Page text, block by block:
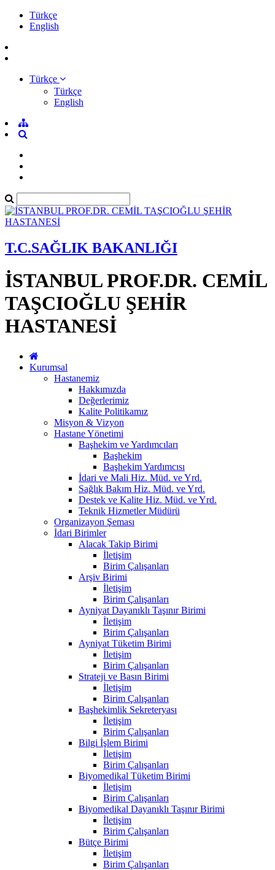
Türkçe
English
Türkçe
Türkçe
English
T.C.SAĞLIK BAKANLIĞI
İSTANBUL PROF.DR. CEMİL
TAŞCIOĞLU ŞEHİR
HASTANESİ
Kurumsal
Hastanemiz
Hakkımızda
Değerlerimiz
Kalite Politikamız
Misyon & Vizyon
Hastane Yönetimi
Başhekim ve Yardımcıları
Başhekim
Başhekim Yardımcısı
İdari ve Mali Hiz. Müd. ve Yrd.
Sağlık Bakım Hiz. Müd. ve Yrd.
Destek ve Kalite Hiz. Müd. ve Yrd.
Teknik Hizmetler Müdürü
Organizayon Şeması
İdari Birimler
Alacak Takip Birimi
İletişim
Birim Çalışanları
Arşiv Birimi
İletişim
Birim Çalışanları
Ayniyat Dayanıklı Taşınır Birimi
İletişim
Birim Çalışanları
Ayniyat Tüketim Birimi
İletişim
Birim Çalışanları
Strateji ve Basın Birimi
İletişim
Birim Çalışanları
Başhekimlik Sekreteryası
İletişim
Birim Çalışanları
Bilgi İşlem Birimi
İletişim
Birim Çalışanları
Biyomedikal Tüketim Birimi
İletişim
Birim Çalışanları
Biyomedikal Dayanıklı Taşınır Birimi
İletişim
Birim Çalışanları
Bütçe Birimi
İletişim
Birim Çalışanları